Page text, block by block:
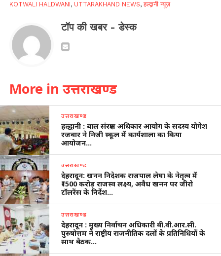
KOTWALI HALDWANI, UTTARAKHAND NEWS,हल्द्वानी न्यूज़
टॉप की खबर - डेस्क
More in उत्तराखण्ड
उत्तराखण्ड
हल्द्वानी : बाल संरक्षण अधिकार आयोग के सदस्य योगेश
रजवार ने निजी स्कूल में कार्यशाला का किया
आयोजन…
उत्तराखण्ड
देहरादून: खनन निदेशक राजपाल लेघा के नेतृत्व में
₹1500 करोड़ राजस्व लक्ष्य, अवैध खनन पर जीरो
टॉलरेंस के निर्देश…
उत्तराखण्ड
देहरादून : मुख्य निर्वाचन अधिकारी बी.वी.आर.सी.
पुरुषोत्तम ने राष्ट्रीय राजनीतिक दलों के प्रतिनिधियों के
साथ बैठक…